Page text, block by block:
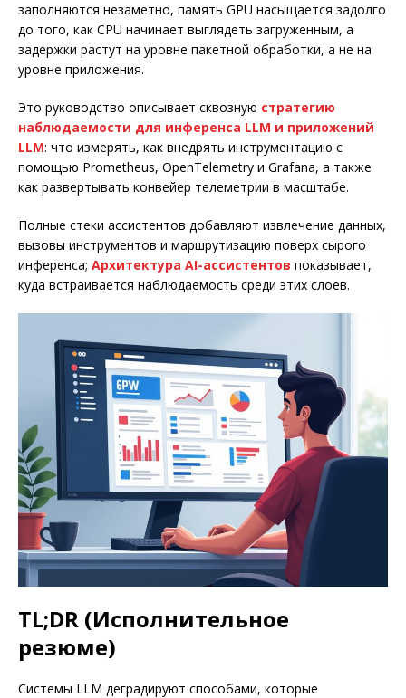
заполняются незаметно, память GPU насыщается задолго
до того, как CPU начинает выглядеть загруженным, а
задержки растут на уровне пакетной обработки, а не на
уровне приложения.
Это руководство описывает сквозную стратегию
наблюдаемости для инференса LLM и приложений
LLM: что измерять, как внедрять инструментацию с
помощью Prometheus, OpenTelemetry и Grafana, а также
как развертывать конвейер телеметрии в масштабе.
Полные стеки ассистентов добавляют извлечение данных,
вызовы инструментов и маршрутизацию поверх сырого
инференса; Архитектура AI-ассистентов показывает,
куда встраивается наблюдаемость среди этих слоев.
TL;DR (Исполнительное
резюме)
Системы LLM деградируют способами, которые